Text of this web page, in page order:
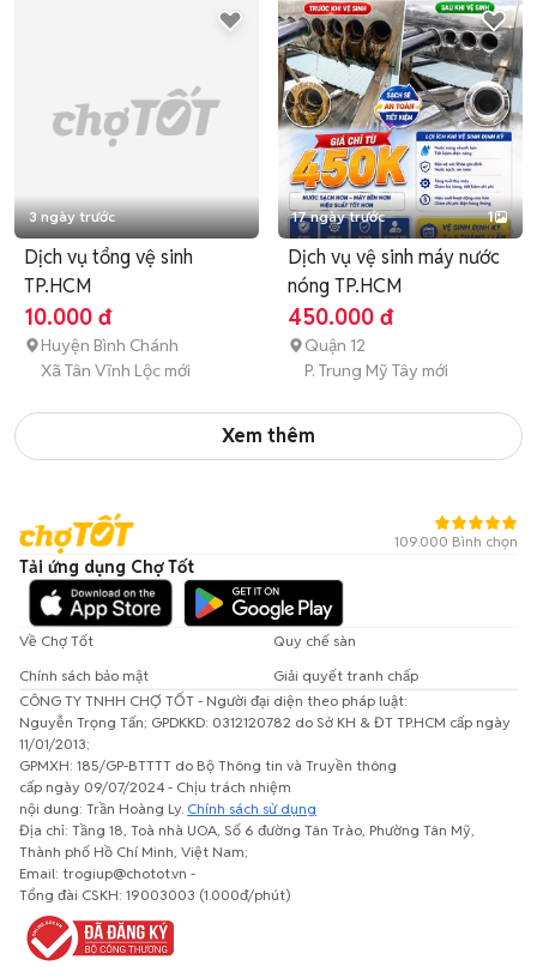
3 ngày trước
Dịch vụ tổng vệ sinh
TP.HCM
10.000 đ
Huyện Bình Chánh
Xã Tân Vĩnh Lộc mới
17 ngày trước 1
Dịch vụ vệ sinh máy nước
nóng TP.HCM
450.000 đ
Quận 12
P. Trung Mỹ Tây mới
Xem thêm
109.000 Bình chọn
Tải ứng dụng Chợ Tốt
Về Chợ Tốt
Quy chế sàn
Chính sách bảo mật
Giải quyết tranh chấp
CÔNG TY TNHH CHỢ TỐT - Người đại diện theo pháp luật:
Nguyễn Trọng Tấn; GPDKKD: 0312120782 do Sở KH & ĐT TP.HCM cấp ngày
11/01/2013;
GPMXH: 185/GP-BTTTT do Bộ Thông tin và Truyền thông
cấp ngày 09/07/2024 - Chịu trách nhiệm
nội dung: Trần Hoàng Ly. Chính sách sử dụng
Địa chỉ: Tầng 18, Toà nhà UOA, Số 6 đường Tân Trào, Phường Tân Mỹ,
Thành phố Hồ Chí Minh, Việt Nam;
Email: trogiup@chotot.vn -
Tổng đài CSKH: 19003003 (1.000đ/phút)